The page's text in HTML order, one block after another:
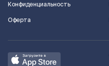
Конфиденциальность
Оферта